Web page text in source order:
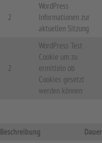
2
WordPress
Informationen zur
aktuellen Sitzung
2
WordPress Test
Cookie um zu
ermitteln ob
Cookies gesetzt
werden können
Beschreibung Dauer